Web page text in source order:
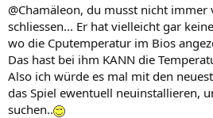
@Chamäleon, du musst nicht
schliessen... Er hat vielleicht gar
wo die Cputemperatur im Bios
Das hast bei ihm KANN die
Also ich würde es mal mit den
das Spiel ewentuell neuinstallieren,
suchen..